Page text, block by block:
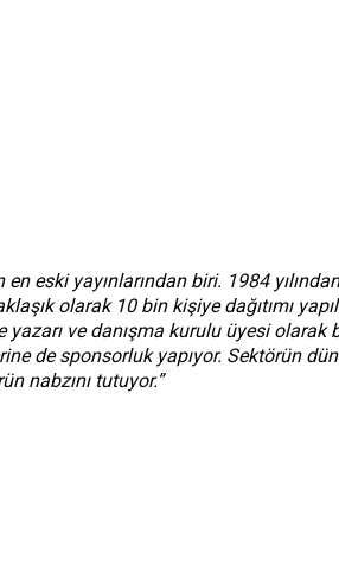
eski yayınlarından biri. 1984
olarak 10 bin kişiye dağıtımı
ve danışma kurulu üyesi
de sponsorluk yapıyor. Sektörün
nabzını tutuyor.”